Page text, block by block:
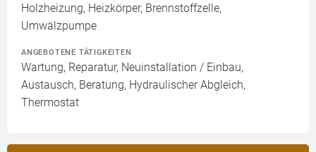
Holzheizung, Heizkörper, Brennstoffzelle,
Umwälzpumpe
ANGEBOTENE TÄTIGKEITEN
Wartung, Reparatur, Neuinstallation / Einbau,
Austausch, Beratung, Hydraulischer Abgleich,
Thermostat